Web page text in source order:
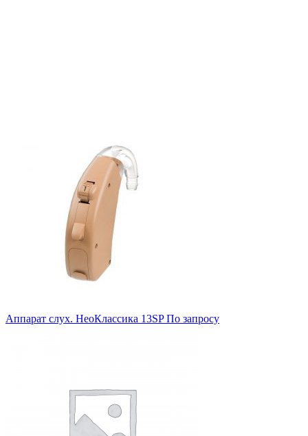
Аппарат слух. НеоКлассика 13SP По запросу